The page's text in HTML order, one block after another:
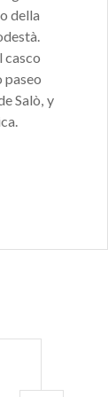
della
casco
Salò, y